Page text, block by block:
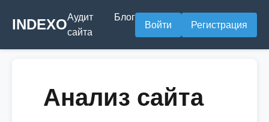
INDEXOАудит
сайта
Блог
Войти Регистрация
Анализ сайта